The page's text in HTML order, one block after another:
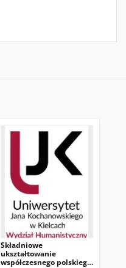
Składniowe
ukształtowanie
współczesnego polskiego